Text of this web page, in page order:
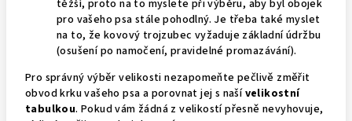
těžší, proto na to myslete při výběru, aby byl obojek
pro vašeho psa stále pohodlný. Je třeba také myslet
na to, že kovový trojzubec vyžaduje základní údržbu
(osušení po namočení, pravidelné promazávání).
Pro správný výběr velikosti nezapomeňte pečlivě změřit
obvod krku vašeho psa a porovnat jej s našívelikostní
tabulkou. Pokud vám žádná z velikostí přesně nevyhovuje,